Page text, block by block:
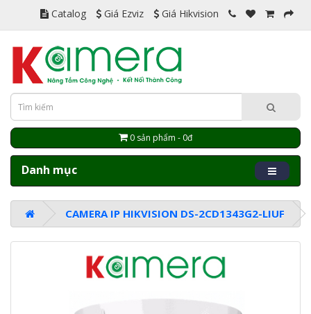
Catalog Giá Ezviz Giá Hikvision
0 sản phẩm - 0đ
Danh mục
CAMERA IP HIKVISION DS-2CD1343G2-LIUF